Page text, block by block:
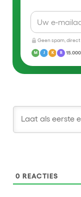
Geen spam,
M J K R
0 REACTIES